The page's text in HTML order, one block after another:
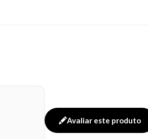
CAPRYLYL GLYCOL,
Avaliar este produto